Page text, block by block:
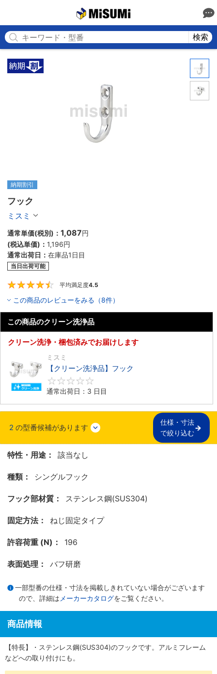
検索
納期割引
フック
ミスミ
通常単価(税別)： 1,087円
(税込単価)： 1,196円
通常出荷日： 在庫品1日目
当日出荷可能
平均満足度4.5
この商品のレビューをみる（8件）
この商品のクリーン洗浄品
クリーン洗浄・梱包済みでお届けします
ミスミ
【クリーン洗浄品】フック
通常出荷日：3 日目
2 の型番候補があります
仕様・寸法
で絞り込む
特性・用途： 該当なし
種類： シングルフック
フック部材質： ステンレス鋼(SUS304)
固定方法： ねじ固定タイプ
許容荷重 (N)： 196
表面処理： バフ研磨
一部型番の仕様・寸法を掲載しきれていない場合がございます
ので、詳細は メーカーカタログをご覧ください。
商品情報
【特長】・ステンレス鋼(SUS304)のフックです。アルミフレーム
などへの取り付けにも。